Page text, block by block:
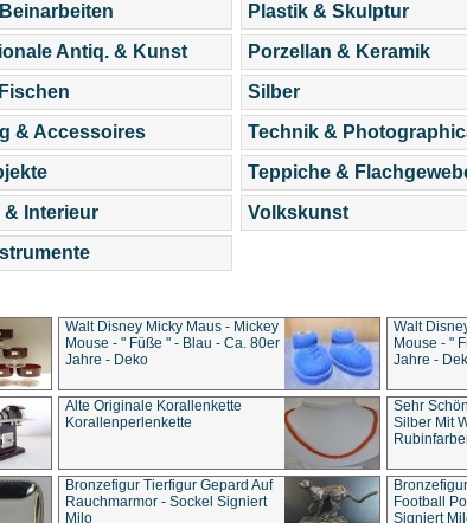
Antiq. & Kunst
& Accessoires
& Interieur
Plastik & Skulptur
Porzellan & Keramik
Silber
Technik &
Teppiche &
Volkskunst
Walt Disney Micky Maus - Mickey
Mouse - " Füße " - Blau - Ca. 80er
Jahre - Deko
Walt
Mouse - "
Jahre -
Alte Originale Korallenkette
Korallenperlenkette
Sehr
Silber Mit
Bronzefigur Tierfigur Gepard Auf
Rauchmarmor - Sockel Signiert
Milo
Football
Signiert